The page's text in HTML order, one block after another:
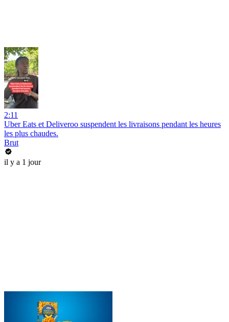
2:11
Uber Eats et Deliveroo suspendent les livraisons pendant les heures
les plus chaudes.
Brut
il y a 1 jour